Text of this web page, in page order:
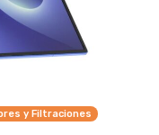
y Filtraciones